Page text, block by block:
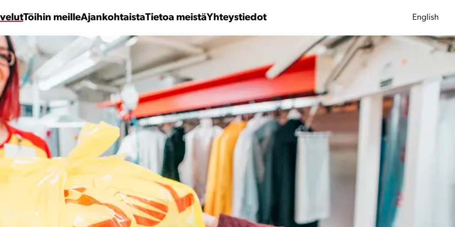
Töihin meilleAjankohtaistaTietoa meistäYhteystiedot English